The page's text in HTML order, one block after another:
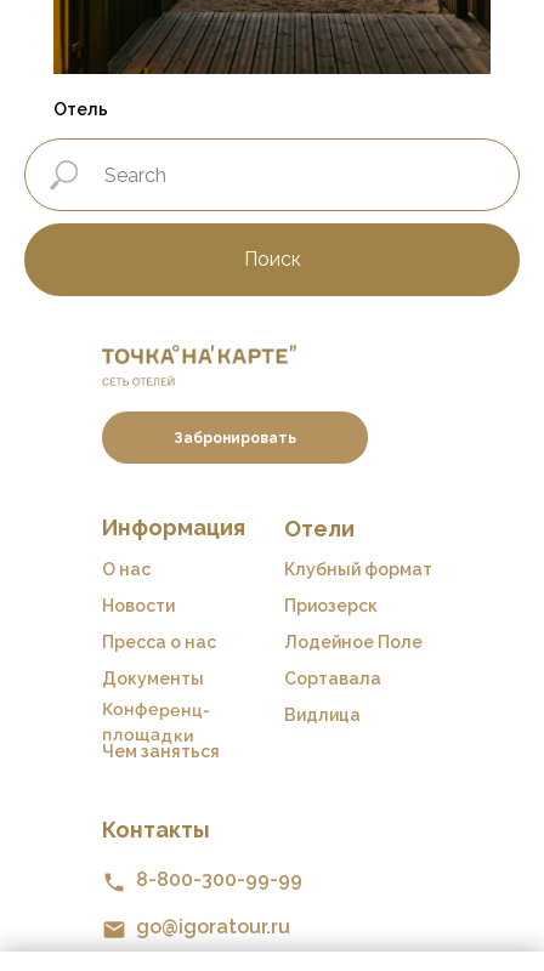
Отель
Поиск
Забронировать
Контакты
Отели
Информация
Чем заняться
Конференц-
площадки
Документы
Пресса о нас
Новости
8-800-300-99-99
Клубный формат
Видлица
Сортавала
Лодейное Поле
go@igoratour.ru
Приозерск
О нас